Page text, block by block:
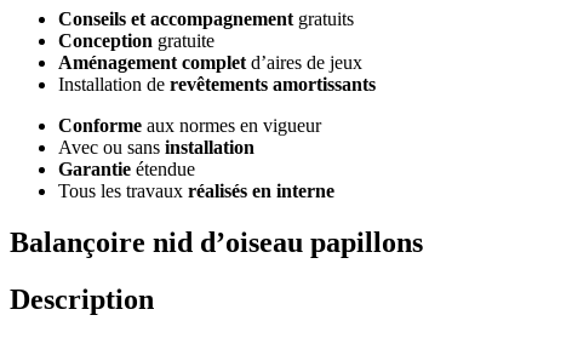
Conseils et accompagnement gratuits
Conception gratuite
Aménagement complet d’aires de jeux
Installation de revêtements amortissants
Conforme aux normes en vigueur
Avec ou sans installation
Garantie étendue
Tous les travaux réalisés en interne
Balançoire nid d’oiseau papillons
Description